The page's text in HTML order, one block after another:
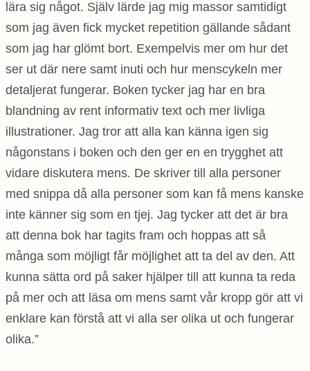
lära sig något. Själv lärde jag mig massor samtidigt
som jag även fick mycket repetition gällande sådant
som jag har glömt bort. Exempelvis mer om hur det
ser ut där nere samt inuti och hur menscykeln mer
detaljerat fungerar. Boken tycker jag har en bra
blandning av rent informativ text och mer livliga
illustrationer. Jag tror att alla kan känna igen sig
någonstans i boken och den ger en en trygghet att
vidare diskutera mens. De skriver till alla personer
med snippa då alla personer som kan få mens kanske
inte känner sig som en tjej. Jag tycker att det är bra
att denna bok har tagits fram och hoppas att så
många som möjligt får möjlighet att ta del av den. Att
kunna sätta ord på saker hjälper till att kunna ta reda
på mer och att läsa om mens samt vår kropp gör att vi
enklare kan förstå att vi alla ser olika ut och fungerar
olika.”